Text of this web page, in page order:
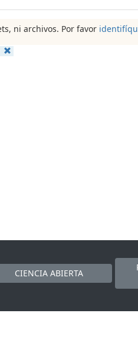
ni archivos. Por favor
CIENCIA ABIERTA